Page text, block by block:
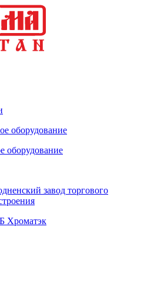
оборудование
оборудование
завод торгового
Хроматэк